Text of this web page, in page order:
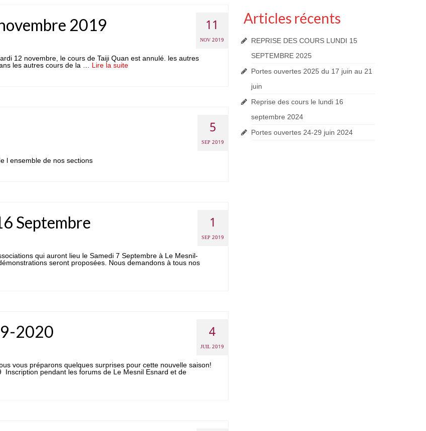
11
NOV 2019
2019
12 novembre, le cours de Taiji Quan est annulé. les autres
les autres cours de la … Lire la suite­­
5
SEP 2019
l ensemble de nos sections
1
SEP 2019
Septembre
qui auront lieu le Samedi 7 Septembre à Le Mesnil-
seront proposées. Nous demandons à tous nos
4
JUIL 2019
2020
vous préparons quelques surprises pour cette nouvelle saison!
pendant les forums de Le Mesnil Esnard et de
Articles récents
REPRISE DES COURS LUNDI 15
SEPTEMBRE 2025
Portes ouvertes 2025 du 17 juin au 21
juin
Reprise des cours le lundi 16
septembre 2024
Portes ouvertes 24-29 juin 2024